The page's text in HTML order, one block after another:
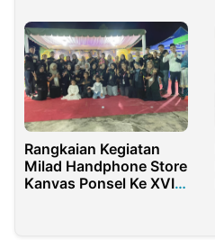
Rangkaian Kegiatan
Milad Handphone Store
Kanvas Ponsel Ke XVI